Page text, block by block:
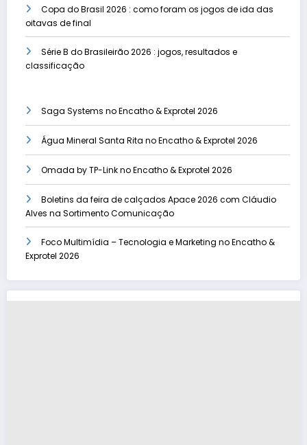
Copa do Brasil 2026 : como foram os jogos de ida das
oitavas de final
Série B do Brasileirão 2026 : jogos, resultados e
classificação
Saga Systems no Encatho & Exprotel 2026
Água Mineral Santa Rita no Encatho & Exprotel 2026
Omada by TP-Link no Encatho & Exprotel 2026
Boletins da feira de calçados Apace 2026 com Cláudio
Alves na Sortimento Comunicação
Foco Multimídia – Tecnologia e Marketing no Encatho &
Exprotel 2026